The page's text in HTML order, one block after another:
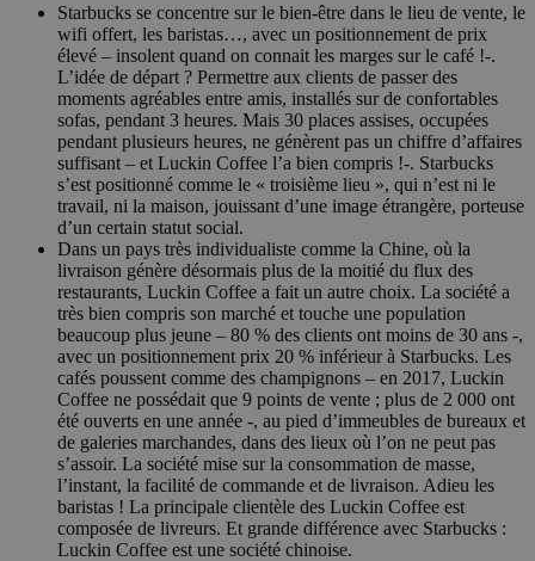
Starbucks se concentre sur le bien-être dans le lieu de vente, le
wifi offert, les baristas…, avec un positionnement de prix
élevé – insolent quand on connait les marges sur le café !-.
L’idée de départ ? Permettre aux clients de passer des
moments agréables entre amis, installés sur de confortables
sofas, pendant 3 heures. Mais 30 places assises, occupées
pendant plusieurs heures, ne génèrent pas un chiffre d’affaires
suffisant – et Luckin Coffee l’a bien compris !-. Starbucks
s’est positionné comme le « troisième lieu », qui n’est ni le
travail, ni la maison, jouissant d’une image étrangère, porteuse
d’un certain statut social.
Dans un pays très individualiste comme la Chine, où la
livraison génère désormais plus de la moitié du flux des
restaurants, Luckin Coffee a fait un autre choix. La société a
très bien compris son marché et touche une population
beaucoup plus jeune – 80 % des clients ont moins de 30 ans -,
avec un positionnement prix 20 % inférieur à Starbucks. Les
cafés poussent comme des champignons – en 2017, Luckin
Coffee ne possédait que 9 points de vente ; plus de 2 000 ont
été ouverts en une année -, au pied d’immeubles de bureaux et
de galeries marchandes, dans des lieux où l’on ne peut pas
s’assoir. La société mise sur la consommation de masse,
l’instant, la facilité de commande et de livraison. Adieu les
baristas ! La principale clientèle des Luckin Coffee est
composée de livreurs. Et grande différence avec Starbucks :
Luckin Coffee est une société chinoise.